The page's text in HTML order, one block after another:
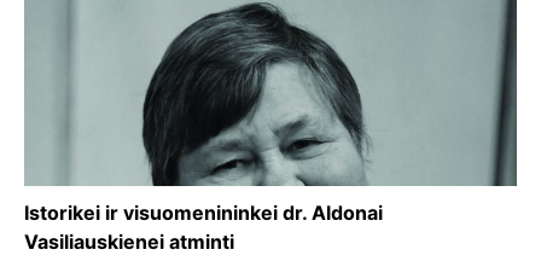
Istorikei ir visuomenininkei dr. Aldonai
Vasiliauskienei atminti